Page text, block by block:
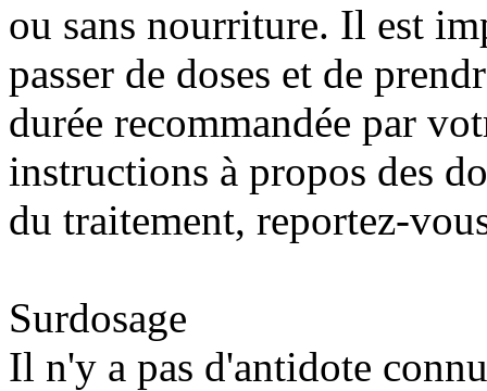
ou sans nourriture. Il est
passer de doses et de
durée recommandée par
instructions à propos des
du traitement, reportez-
Surdosage
Il n'y a pas d'antidote